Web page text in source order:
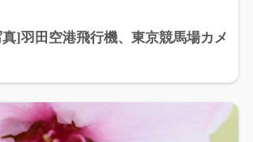
]羽田空港飛行機、東京競馬場カメ